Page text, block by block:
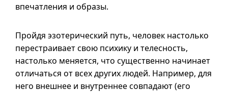
впечатления и образы.
Пройдя эзотерический путь, человек настолько
перестраивает свою психику и телесность,
настолько меняется, что существенно начинает
отличаться от всех других людей. Например, для
него внешнее и внутреннее совпадают (его